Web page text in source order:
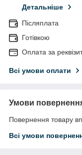
Детальніше
Післяплата
Готівкою
Оплата за
Всі умови оплати
Умови
Повернення товару
Всі умови